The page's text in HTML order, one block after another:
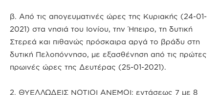
β. Από τις απογευματινές ώρες της Κυριακής (24-01-
2021) στα νησιά του Ιονίου, την Ήπειρο, τη δυτική
Στερεά και πιθανώς πρόσκαιρα αργά το βράδυ στη
δυτική Πελοπόννησο, με εξασθένηση από τις πρώτες
πρωινές ώρες της Δευτέρας (25-01-2021).
2. ΘΥΕΛΛΩΔΕΙΣ ΝΟΤΙΟΙ ΑΝΕΜΟΙ: εντάσεως 7 με 8